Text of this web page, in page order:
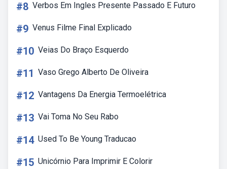
#8 Verbos Em Ingles Presente Passado E Futuro
#9 Venus Filme Final Explicado
#10 Veias Do Braço Esquerdo
#11 Vaso Grego Alberto De Oliveira
#12 Vantagens Da Energia Termoelétrica
#13 Vai Toma No Seu Rabo
#14 Used To Be Young Traducao
#15 Unicórnio Para Imprimir E Colorir